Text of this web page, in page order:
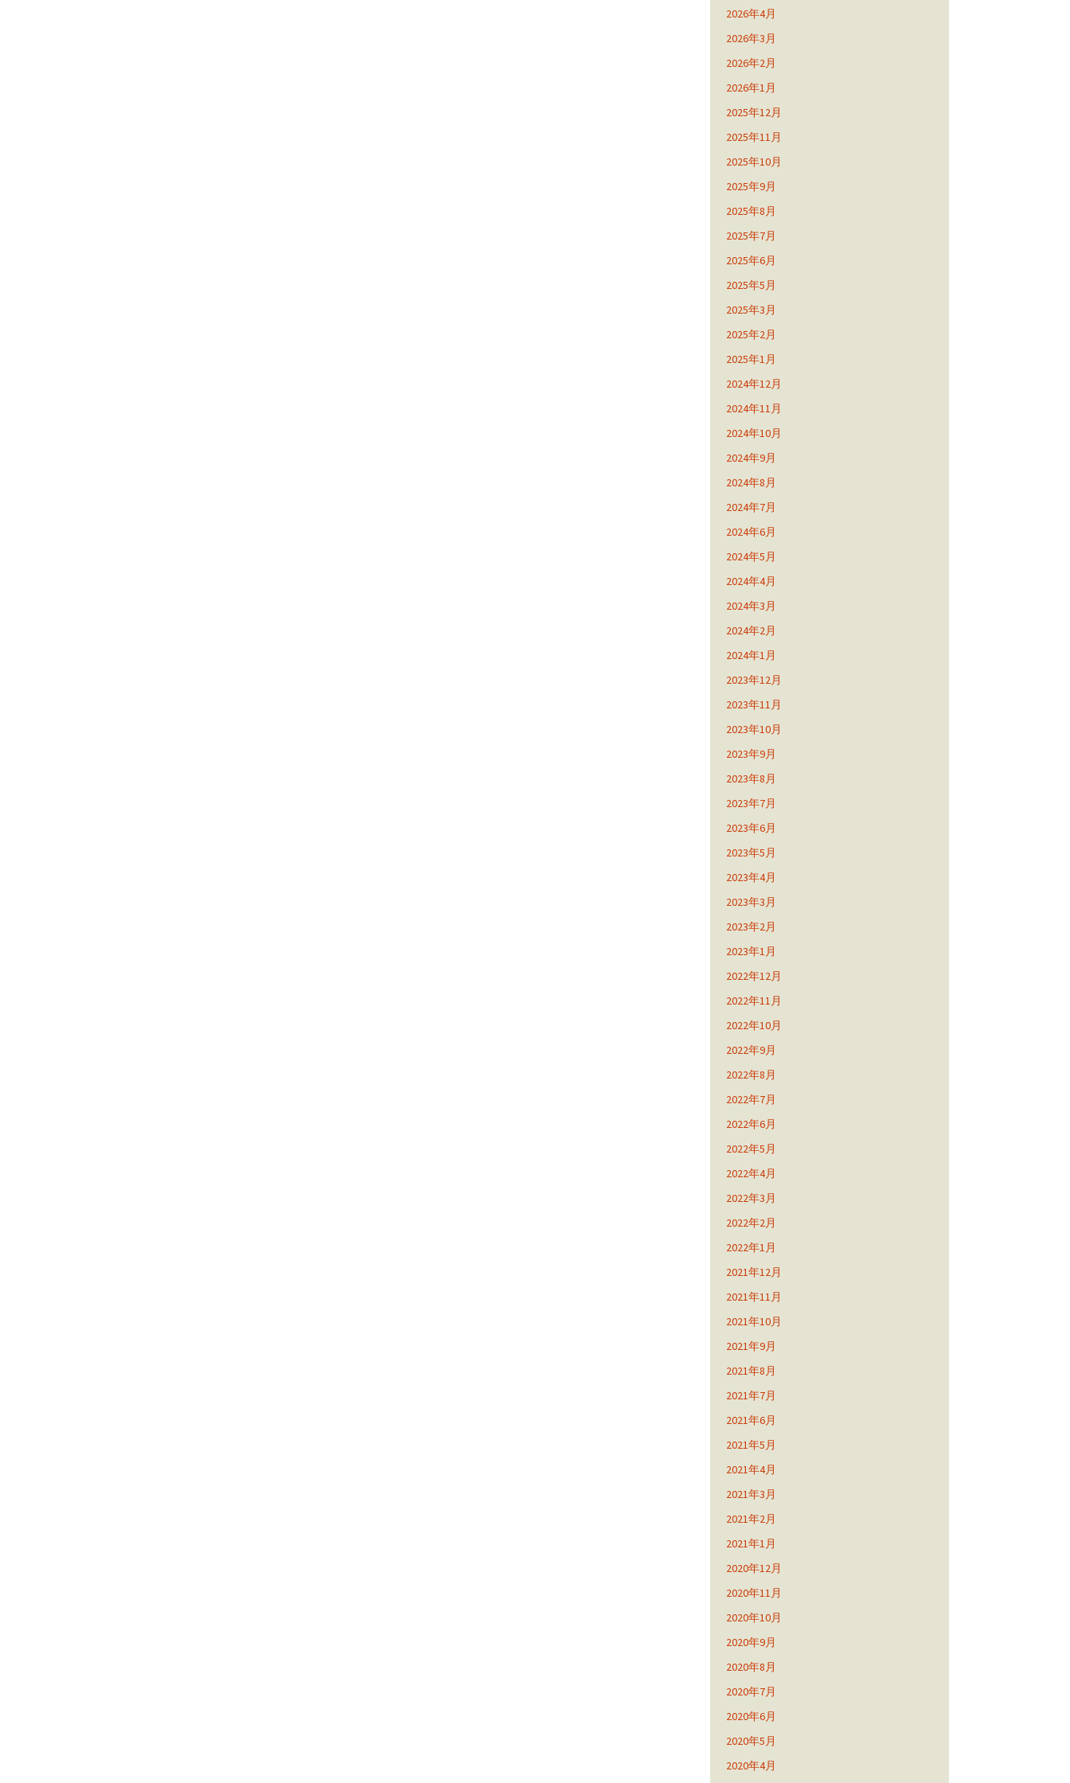
2026年4月
2026年3月
2026年2月
2026年1月
2025年12月
2025年11月
2025年10月
2025年9月
2025年8月
2025年7月
2025年6月
2025年5月
2025年3月
2025年2月
2025年1月
2024年12月
2024年11月
2024年10月
2024年9月
2024年8月
2024年7月
2024年6月
2024年5月
2024年4月
2024年3月
2024年2月
2024年1月
2023年12月
2023年11月
2023年10月
2023年9月
2023年8月
2023年7月
2023年6月
2023年5月
2023年4月
2023年3月
2023年2月
2023年1月
2022年12月
2022年11月
2022年10月
2022年9月
2022年8月
2022年7月
2022年6月
2022年5月
2022年4月
2022年3月
2022年2月
2022年1月
2021年12月
2021年11月
2021年10月
2021年9月
2021年8月
2021年7月
2021年6月
2021年5月
2021年4月
2021年3月
2021年2月
2021年1月
2020年12月
2020年11月
2020年10月
2020年9月
2020年8月
2020年7月
2020年6月
2020年5月
2020年4月